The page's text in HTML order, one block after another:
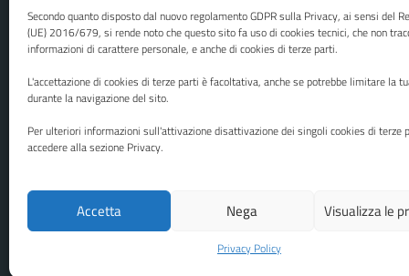
Secondo quanto disposto dal nuovo regolamento GDPR sulla Privacy, ai sensi del
(UE) 2016/679, si rende noto che questo sito fa uso di cookies tecnici, che non
informazioni di carattere personale, e anche di cookies di terze parti.
L'accettazione di cookies di terze parti è facoltativa, anche se potrebbe limitare la
durante la navigazione del sito.
Per ulteriori informazioni sull'attivazione disattivazione dei singoli cookies di terze
accedere alla sezione Privacy.
Accetta Nega Visualizza le
Privacy Policy
U.O. Ufficio Relazioni con il Pubblico
(URP)
Numero verde: 0917401111
PEC:protocollo@cert.comune.palermo.it
Media policy Mappa del sito